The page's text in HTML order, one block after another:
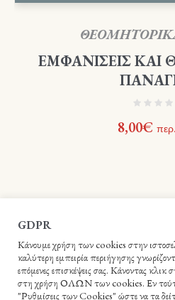
ΕΜΦΑΝΙΣΕΙΣ
8,00€
GDPR
Κάνουμε χρήση των cookies στην
καλύτερη εμπειρία περιήγησης
επόμενες επισκέψεις σας. Κάνοντας
στη χρήση ΟΛΩΝ των cookies. Εν
"Ρυθμίσεις των Cookies" ώστε να τα